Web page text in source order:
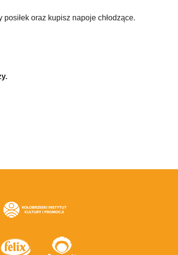
oraz kupisz napoje chłodzące.